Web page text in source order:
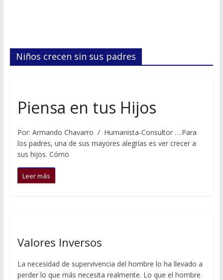
Niños crecen sin sus padres
Piensa en tus Hijos
Por: Armando Chavarro / Humanista-Consultor ….Para
los padres, una de sus mayores alegrías es ver crecer a
sus hijos. Cómo
Leer más
Valores Inversos
La necesidad de supervivencia del hombre lo ha llevado a
perder lo que más necesita realmente. Lo que el hombre